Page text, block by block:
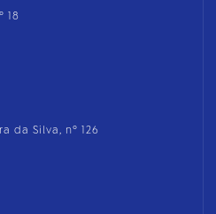
18
da Silva, nº 126